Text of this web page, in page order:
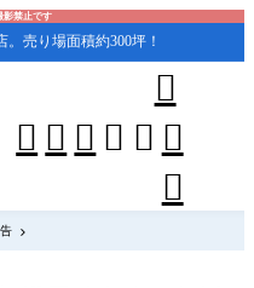
影禁止です
売り場面積約300坪！
    


